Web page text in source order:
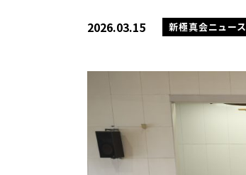
2026.03.15 新極真会ニュース